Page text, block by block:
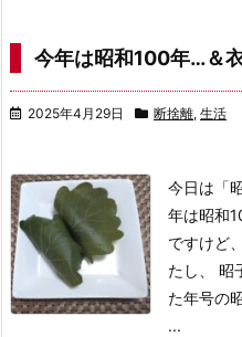
今年は昭和100年…＆
2025年4月29日 断捨離, 生活
今日は「
年は昭和
ですけど
たし、 昭
た年号の
...